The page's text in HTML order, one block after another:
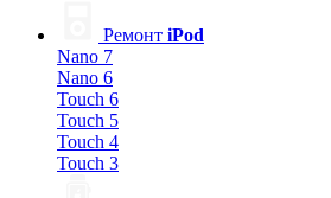
Ремонт iPod
Nano 7
Nano 6
Touch 6
Touch 5
Touch 4
Touch 3